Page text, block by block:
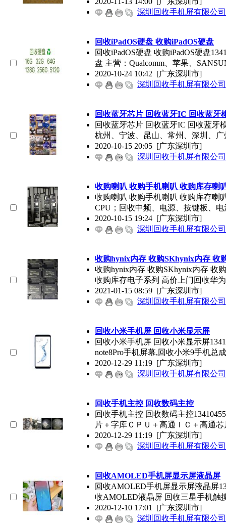
深圳回收手机屏有限公司
回收iPadOS硬盘 收购iPadOS硬盘
回收iPadOS硬盘 收购iPadOS硬盘
盘 主营：Qualcomm、苹果、
2020-10-24 10:42 [广东深圳市]
深圳回收手机屏有限公司
回收蓝牙芯片 回收蓝牙IC 回收蓝牙
回收蓝牙芯片 回收蓝牙IC 回收蓝牙
杭州、宁波、昆山、常州、深圳、广
2020-10-15 20:05 [广东深圳市]
深圳回收手机屏有限公司
收购喇叭 收购手机喇叭 收购库存喇
收购喇叭 收购手机喇叭 收购库存喇
CPU；回收中频、电源、按键板、
2020-10-15 19:24 [广东深圳市]
深圳回收手机屏有限公司
收购hynix内存 收购SKhynix内存 收
收购hynix内存 收购SKhynix内存 收
收购库存电子系列 高价上门回收华
2021-01-15 08:59 [广东深圳市]
深圳回收手机屏有限公司
回收小米手机屏 回收小米显示屏
回收小米手机屏 回收小米显示屏
note8Pro手机屏幕,回收小米9手机总
2020-12-29 11:19 [广东深圳市]
深圳回收手机屏有限公司
回收手机主控 回收数码主控
回收手机主控 回收数码主控
片＋字库ＣＰＵ＋高通ＩＣ＋高通芯
2020-12-29 11:19 [广东深圳市]
深圳回收手机屏有限公司
回收AMOLED手机屏显示屏液晶屏
回收AMOLED手机屏显示屏液晶屏
收AMOLED液晶屏 回收三星手机触
2020-12-10 17:01 [广东深圳市]
深圳回收手机屏有限公司